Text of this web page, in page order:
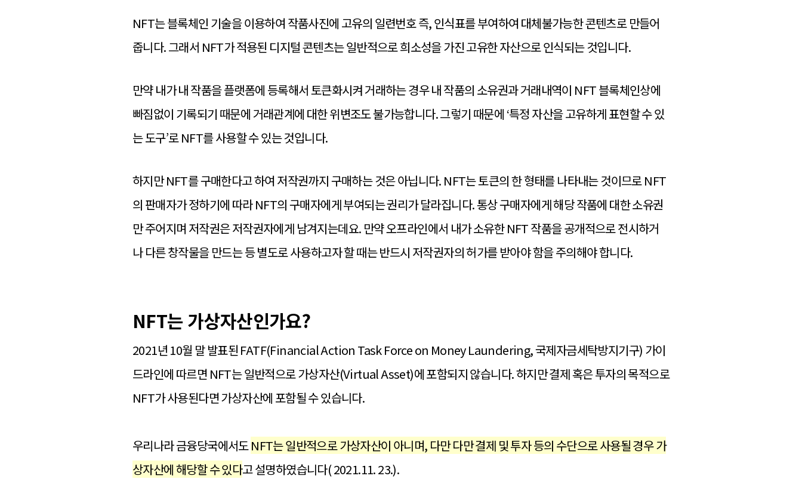
NFT는 블록체인 기술을 이용하여 작품사진에 고유의 일련번호 즉, 인식표를 부여하여 대체불가능한 콘텐츠로 만들어
줍니다. 그래서 NFT가 적용된 디지털 콘텐츠는 일반적으로 희소성을 가진 고유한 자산으로 인식되는 것입니다.
만약 내가 내 작품을 플랫폼에 등록해서 토큰화시켜 거래하는 경우 내 작품의 소유권과 거래내역이 NFT 블록체인상에
빠짐없이 기록되기 때문에 거래관계에 대한 위변조도 불가능합니다. 그렇기 때문에 ‘특정 자산을 고유하게 표현할 수 있
는 도구’로NFT를사용할 수 있는 것입니다.
하지만 NFT를 구매한다고 하여 저작권까지 구매하는 것은 아닙니다. NFT는 토큰의 한 형태를 나타내는 것이므로 NFT
의 판매자가 정하기에 따라 NFT의 구매자에게 부여되는 권리가 달라집니다. 통상 구매자에게 해당 작품에 대한 소유권
만 주어지며 저작권은 저작권자에게 남겨지는데요. 만약 오프라인에서 내가 소유한 NFT 작품을 공개적으로 전시하거
나 다른 창작물을 만드는 등 별도로 사용하고자 할 때는 반드시 저작권자의 허가를 받아야 함을 주의해야 합니다.
NFT는 가상자산인가요?
2021년 10월 말 발표된 FATF(Financial Action Task Force on Money Laundering, 국제자금세탁방지기구) 가이
드라인에 따르면 NFT는 일반적으로 가상자산(Virtual Asset)에 포함되지 않습니다. 하지만 결제 혹은 투자의 목적으로
NFT가 사용된다면 가상자산에 포함될 수 있습니다.
우리나라 금융당국에서도NFT는 일반적으로 가상자산이 아니며, 다만 다만 결제 및 투자 등의 수단으로 사용될 경우 가
상자산에 해당할 수 있다고 설명하였습니다( 2021.11. 23.).